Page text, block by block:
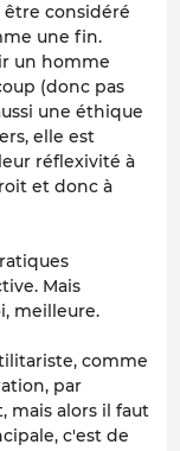
considéré
une fin.
un homme
(donc pas
une éthique
elle est
réflexivité à
et donc à
Mais
meilleure.
comme
par
mais alors il faut
c'est de